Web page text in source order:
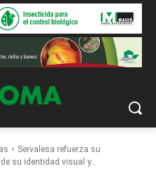
Servalesa refuerza su
su identidad visual y...